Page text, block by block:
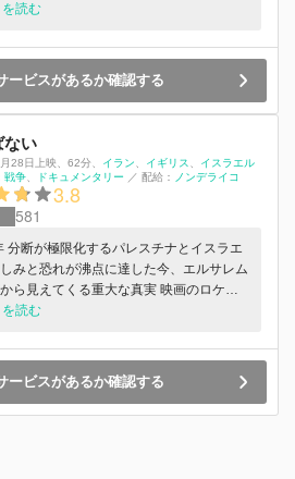
みんな同じ教室で学びます。ふつうの公
く、保護者や地域の人もいっしょになっ
が通い続けることができる学校を作りあ
した。すぐに教室を飛び出してしまう子
友達に暴力を振るってしまう子も、みん
ります。あるとき、「あの子が行くなら
行きたくない」と噂される子が入学しま
じゃあ、そんな子はどこへ行くの？ そ
安心して来られるのが地域の学校のは
木村泰子校長。やがて彼は、この学び舎で
の学校へ通えなくなった子が次々と大空
転校してくるようになりました。このと
、支援が必要な児童のためだけのもので
ません。経験の浅い先生をベテランの先生
だと捉える。そのことが、周りの子供た
ろん、地域にとっても「自分とは違う隣
える問題を一人ひとり思いやる力を培っ
読む
ービスがあるか確認する
ない
28日上映 62分 イラン イギリス
イスラエル
戦争 ドキュメンタリー ／ 配給： ノンデライコ
3.8
581
分断が極限化するパレスチナとイスラエ
みと恐れが沸点に達した今、エルサレム
ら見えてくる重大な真実 映画のロケハ
サレムを訪れたマフマルバフ監督は「長
のか」を探るために、迷宮のような旧市
歩く。街を街角に佇む老人、パレスチナ
ンのダンスグループ、ユダヤ系の若者
ざまな人々に出会ってゆく過程で、エル
読む
ービスがあるか確認する